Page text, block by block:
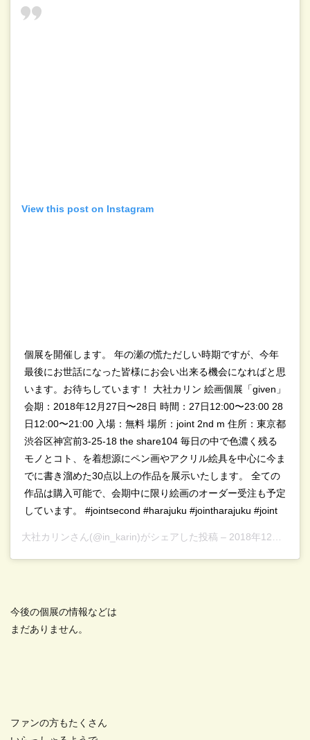
View this post on Instagram
個展を開催します。 年の瀬の慌ただしい時期ですが、今年
最後にお世話になった皆様にお会い出来る機会になればと思
います。お待ちしています！ 大社カリン 絵画個展「given」
会期：2018年12月27日〜28日 時間：27日12:00〜23:00 28
日12:00〜21:00 入場：無料 場所：joint 2nd m 住所：東京都
渋谷区神宮前3-25-18 the share104 毎日の中で色濃く残る
モノとコト、を着想源にペン画やアクリル絵具を中心に今ま
でに書き溜めた30点以上の作品を展示いたします。 全ての
作品は購入可能で、会期中に限り絵画のオーダー受注も予定
しています。 #jointsecond #harajuku #jointharajuku #joint
大社カリンさん(@in_karin)がシェアした投稿 – 2018年12月月18日午後8時06分PST
今後の個展の情報などは
まだありません。
ファンの方もたくさん